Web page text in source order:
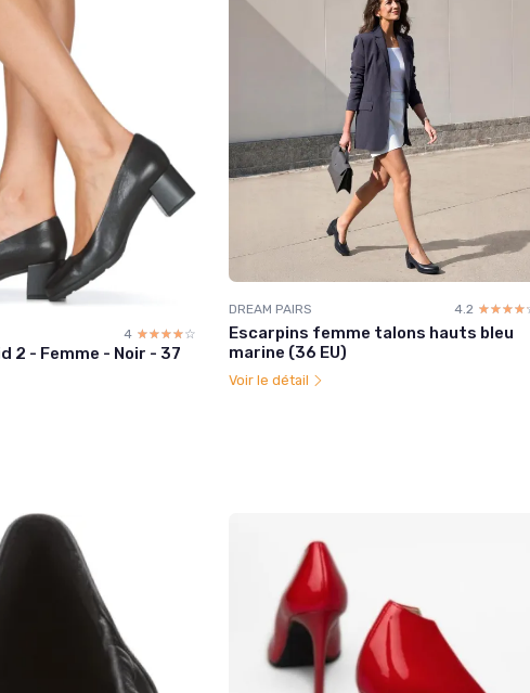
4 ☆☆☆☆☆
★★★★★
2 - Femme - Noir - 37
DREAM PAIRS 4.2
Escarpins femme talons hauts bleu
marine (36 EU)
Voir le détail